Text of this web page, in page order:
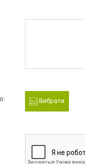
Вибрати